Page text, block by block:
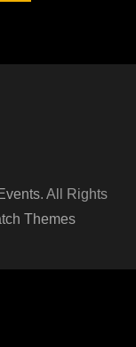
. All Rights
Themes